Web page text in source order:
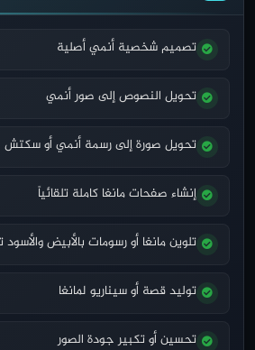
تصميم شخصية أنمي أصلية
تحويل النصوص إلى صور أنمي
تحويل صورة إلى رسمة أنمي أو سكتش
إنشاء صفحات مانغا كاملة تلقائياً
تلوين مانغا أو رسومات بالأبيض والأسود
توليد قصة أو سيناريو لمانغا
تحسين أو تكبير جودة الصور